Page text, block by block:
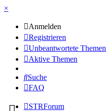
×
Anmelden
Registrieren
Unbeantwortete Themen
Aktive Themen
Suche
FAQ
STRForum